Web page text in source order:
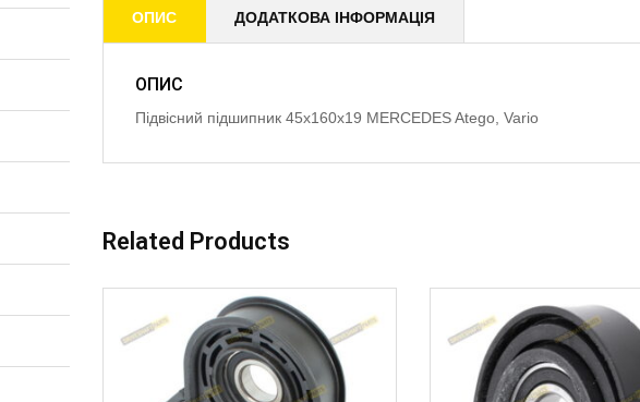
ОПИС ДОДАТКОВА ІНФОРМАЦІЯ
ОПИС
Підвісний підшипник 45x160x19 MERCEDES Atego, Vario
Related Products